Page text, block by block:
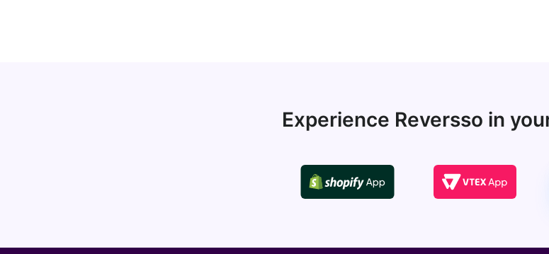
Experience Reversso in